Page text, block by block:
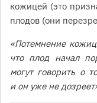
кожицей (это
плодов (они
«Потемнение
что плод начал
могут говорить о
и он уже не